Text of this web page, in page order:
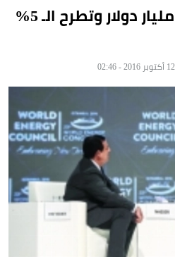
أرامكو تستثمر 300 مليار دولار وتطرح الـ 5%